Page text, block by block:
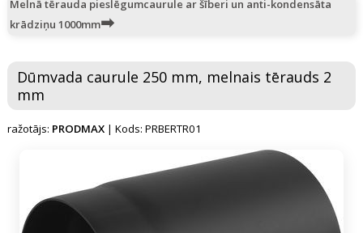
Melnā tērauda pieslēgumcaurule ar šīberi un anti-kondensāta
krādziņu 1000mm
Dūmvada caurule 250 mm, melnais tērauds 2
mm
ražotājs: PRODMAX | Kods: PRBERTR01